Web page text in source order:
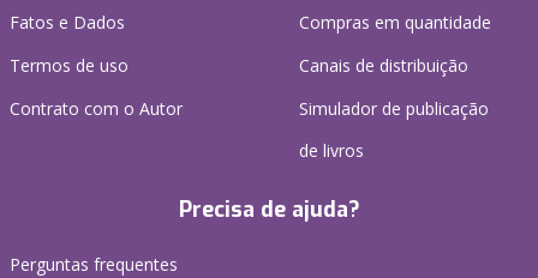
Fatos e Dados
Termos de uso
Contrato com o Autor
Compras em quantidade
Canais de distribuição
Simulador de publicação
de livros
Precisa de ajuda?
Perguntas frequentes